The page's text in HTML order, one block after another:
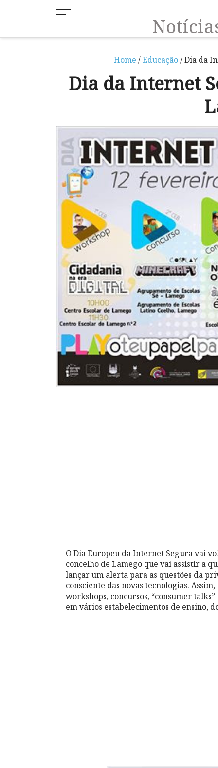
Home /Educação/ Dia da
Dia da Internet
O Dia Europeu da Internet Segura vai
concelho de Lamego que vai assistir a
lançar um alerta para as questões da
consciente das novas tecnologias.
workshops, concursos, “consumer
em vários estabelecimentos de ensino,